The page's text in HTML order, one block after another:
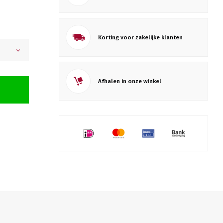
Korting voor zakelijke klanten
Afhalen in onze winkel